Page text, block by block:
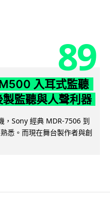
89
入耳式監聽
監聽與人聲利器
，Sony 經典 MDR-7506 到
悉。而現在舞台製作者與創